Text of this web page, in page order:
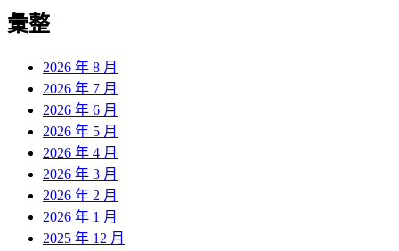
彙整
2026 年 8 月
2026 年 7 月
2026 年 6 月
2026 年 5 月
2026 年 4 月
2026 年 3 月
2026 年 2 月
2026 年 1 月
2025 年 12 月